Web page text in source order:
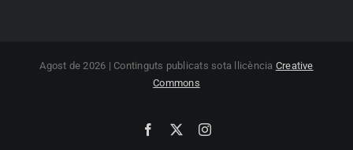
Agost de 2026 | Continguts publicats sota llicència Creative
Commons
Facebook Instagram